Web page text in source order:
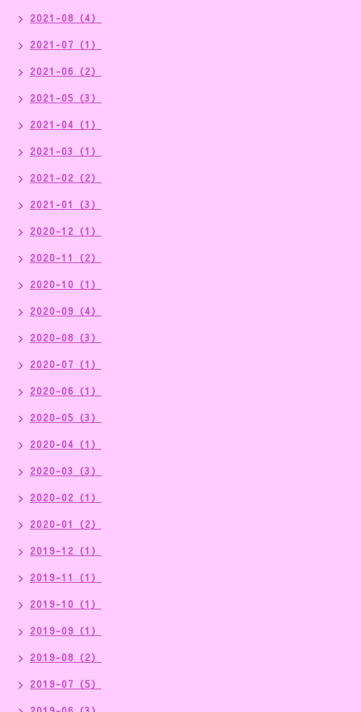
2021-08（4）
2021-07（1）
2021-06（2）
2021-05（3）
2021-04（1）
2021-03（1）
2021-02（2）
2021-01（3）
2020-12（1）
2020-11（2）
2020-10（1）
2020-09（4）
2020-08（3）
2020-07（1）
2020-06（1）
2020-05（3）
2020-04（1）
2020-03（3）
2020-02（1）
2020-01（2）
2019-12（1）
2019-11（1）
2019-10（1）
2019-09（1）
2019-08（2）
2019-07（5）